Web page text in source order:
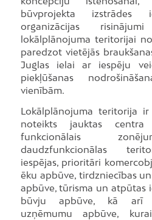
būvprojekta izstrādes
organizācijas
lokālplānojuma teritorijai
paredzot vietējās
Juglas ielai ar iespēju
piekļūšanas
vienībām.
Lokālplānojuma teritorija ir
noteikts jauktas centra
funkcionālais
daudzfunkcionālas
iespējas, prioritāri
ēku apbūve, tirdzniecības
apbūve, tūrisma un atpūtas
būvju apbūve, kā arī
uzņēmumu apbūve,